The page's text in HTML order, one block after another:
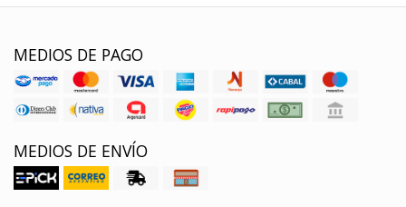
MEDIOS DE PAGO
MEDIOS DE ENVÍO